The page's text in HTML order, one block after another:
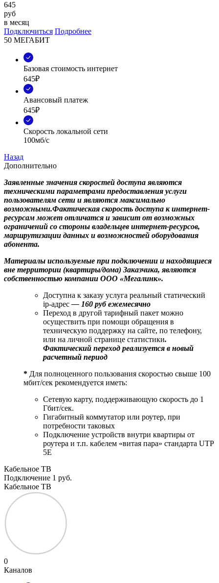
645
руб
в месяц
Подключиться Подробнее
50 МЕГАБИТ
Базовая стоимость интернет
645₽
Авансовый платеж
645₽
Скорость локальной сети
100мб/с
Назад
Дополнительно
Заявленные значения скоростей доступа являются
техническими параметрами предоставления услуги
пользователям сети и являются максимально
возможными.Фактическая скорость доступа к интернет-
ресурсам может отличатся и зависит от возможных
ограничений со стороны владельцев интернет-ресурсов,
маршрутизации данных и возможностей оборудования
абонента.
Материалы используемые при подключении и находящиеся
вне территории (квартиры/дома) Заказчика, являются
собственностью компании ООО «Мегалинк».
Доступна к заказу услуга реальный статический
ip-адрес— 160 руб ежемесячно
Переход в другой тарифный пакет можно
осуществить при помощи обращения в
техническую поддержку на сайте, по телефону,
или на личной странице статистики.
Фактический переход реализуется в новый
расчетный период
* Для полноценного пользования скоростью свыше 100
мбит/сек рекомендуется иметь:
Сетевую карту, поддерживающую скорость до 1
Гбит/сек.
Гигабитный коммутатор или роутер, при
потребности таковых
Подключение устройств внутри квартиры от
роутера и т.п. кабелем «витая пара» стандарта UTP
5E
Кабельное ТВ
Подключение 1 руб.
Кабельное ТВ
0
Каналов